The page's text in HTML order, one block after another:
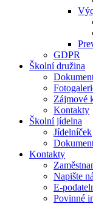
GDPR
Školní družina
Zájmové
Kontakty
Školní jídelna
Jídelníček
Kontakty
Napište
E-
Povinné